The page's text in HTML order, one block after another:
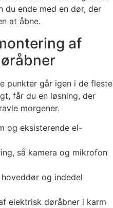
du ende med en dør, der
at åbne.
af
punkter går igen i de fleste
får du en løsning, der
morgener.
og eksisterende el-
så kamera og mikrofon
og indedel
elektrisk døråbner i karm